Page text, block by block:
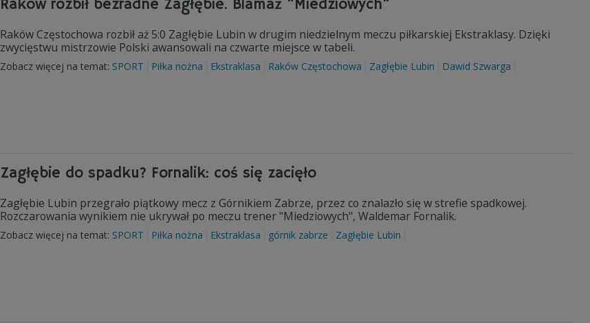
Raków rozbił bezradne Zagłębie. Blamaż "Miedziowych"
Raków Częstochowa rozbił aż 5:0 Zagłębie Lubin w drugim niedzielnym meczu piłkarskiej Ekstraklasy. Dzięki
zwycięstwu mistrzowie Polski awansowali na czwarte miejsce w tabeli.
Zobacz więcej na temat: SPORT Piłka nożna Ekstraklasa Raków Częstochowa Zagłębie Lubin Dawid Szwarga
Zagłębie do spadku? Fornalik: coś się zacięło
Zagłębie Lubin przegrało piątkowy mecz z Górnikiem Zabrze, przez co znalazło się w strefie spadkowej.
Rozczarowania wynikiem nie ukrywał po meczu trener "Miedziowych", Waldemar Fornalik.
Zobacz więcej na temat: SPORT Piłka nożna Ekstraklasa górnik zabrze Zagłębie Lubin